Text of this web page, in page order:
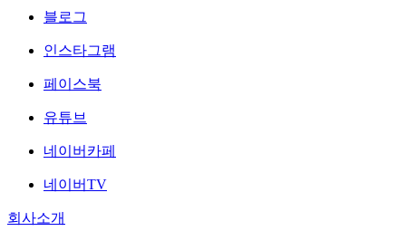
블로그
인스타그램
페이스북
유튜브
네이버카페
네이버TV
회사소개